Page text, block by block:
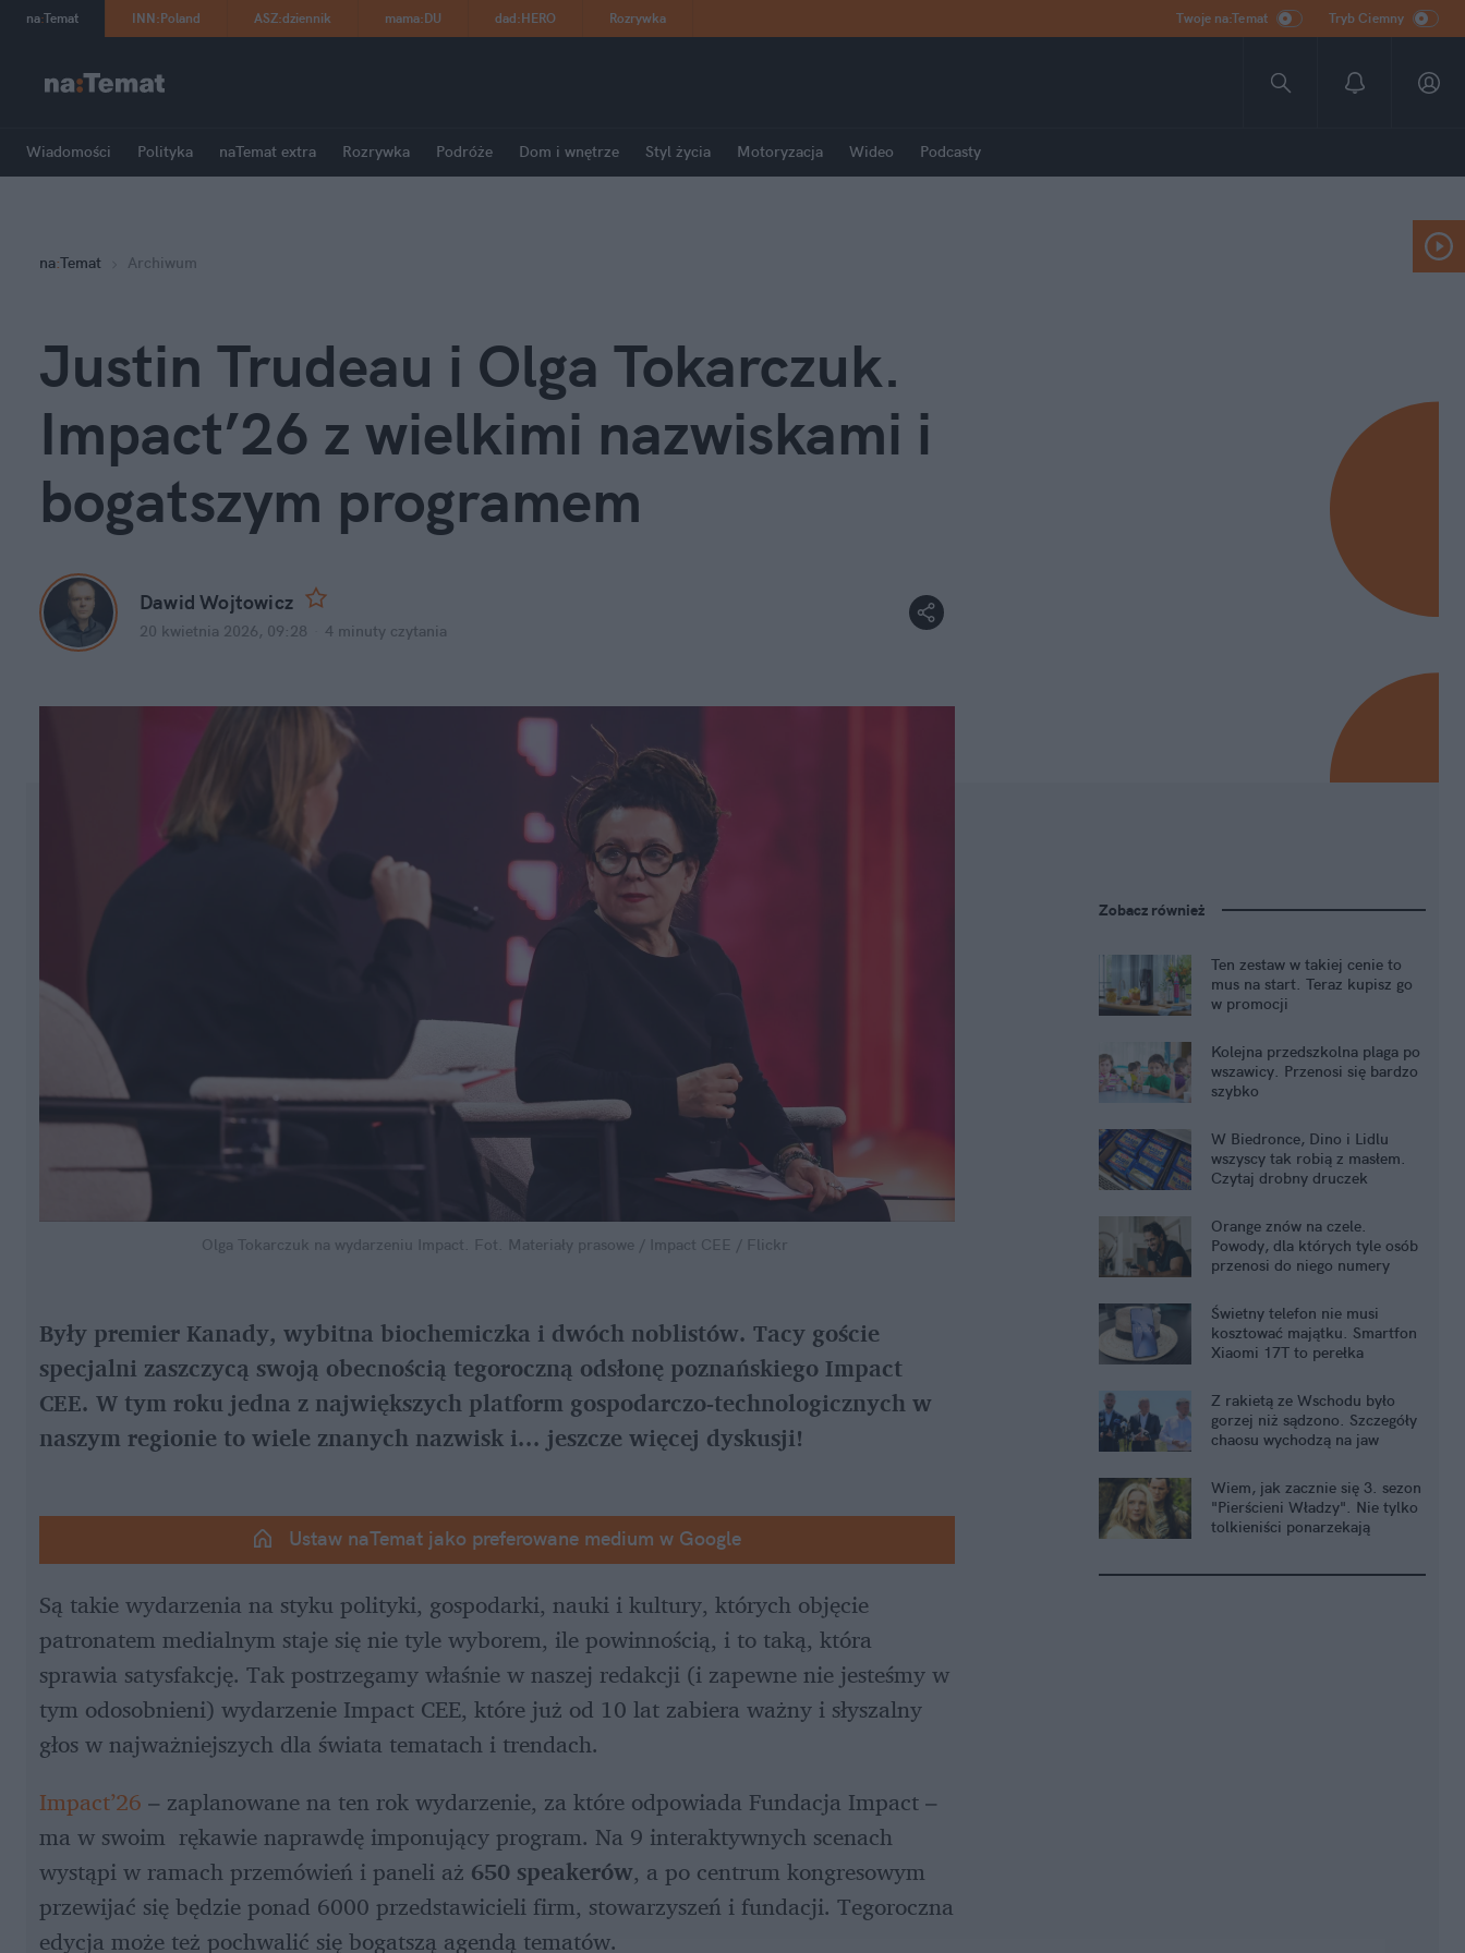
na:Temat INN:Poland ASZ:dziennik mama:DU dad:HERO Rozrywka Twoje na:Temat Tryb Ciemny
Wiadomości Polityka naTemat extra Rozrywka Podróże Dom i wnętrze Styl życia Motoryzacja Wideo Podcasty
na:Temat Archiwum
Justin Trudeau i Olga Tokarczuk.
Impact’26 z wielkimi nazwiskami i
bogatszym programem
Dawid Wojtowicz
20 kwietnia 2026, 09:28 4 minuty czytania
Olga Tokarczuk na wydarzeniu Impact. Fot. Materiały prasowe / Impact CEE / Flickr
Były premier Kanady, wybitna biochemiczka i dwóch noblistów. Tacy goście
specjalni zaszczycą swoją obecnością tegoroczną odsłonę poznańskiego Impact
CEE. W tym roku jedna z największych platform gospodarczo-technologicznych w
naszym regionie to wiele znanych nazwisk i... jeszcze więcej dyskusji!
Ustaw naTemat jako preferowane medium w Google
Są takie wydarzenia na styku polityki, gospodarki, nauki i kultury, których objęcie
patronatem medialnym staje się nie tyle wyborem, ile powinnością, i to taką, która
sprawia satysfakcję. Tak postrzegamy właśnie w naszej redakcji (i zapewne nie jesteśmy w
tym odosobnieni) wydarzenie Impact CEE, które już od 10 lat zabiera ważny i słyszalny
głos w najważniejszych dla świata tematach i trendach.
Impact’26 – zaplanowane na ten rok wydarzenie, za które odpowiada Fundacja Impact –
ma w swoim  rękawie naprawdę imponujący program. Na 9 interaktywnych scenach
wystąpi w ramach przemówień i paneli aż 650 speakerów, a po centrum kongresowym
przewijać się będzie ponad 6000 przedstawicieli firm, stowarzyszeń i fundacji. Tegoroczna
edycja może też pochwalić się bogatszą agendą tematów.
Zobacz również
Ten zestaw w takiej cenie to
mus na start. Teraz kupisz go
w promocji
Kolejna przedszkolna plaga po
wszawicy. Przenosi się bardzo
szybko
W Biedronce, Dino i Lidlu
wszyscy tak robią z masłem.
Czytaj drobny druczek
Orange znów na czele.
Powody, dla których tyle osób
przenosi do niego numery
Świetny telefon nie musi
kosztować majątku. Smartfon
Xiaomi 17T to perełka
Z rakietą ze Wschodu było
gorzej niż sądzono. Szczegóły
chaosu wychodzą na jaw
Wiem, jak zacznie się 3. sezon
"Pierścieni Władzy". Nie tylko
tolkieniści ponarzekają